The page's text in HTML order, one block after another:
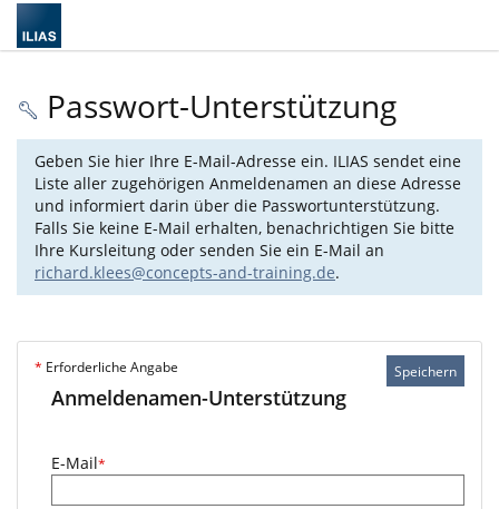
Passwort-Unterstützung
Geben Sie hier Ihre E-Mail-Adresse ein. ILIAS sendet eine
Liste aller zugehörigen Anmeldenamen an diese Adresse
und informiert darin über die Passwortunterstützung.
Falls Sie keine E-Mail erhalten, benachrichtigen Sie bitte
Ihre Kursleitung oder senden Sie ein E-Mail an
richard.klees@concepts-and-training.de.
Speichern
* Erforderliche Angabe
Anmeldenamen-Unterstützung
E-Mail*